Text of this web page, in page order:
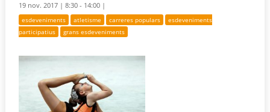
19 nov. 2017 |8:30 - 14:00 |
esdeveniments atletisme carreres populars
esdeveniments
participatius
grans esdeveniments